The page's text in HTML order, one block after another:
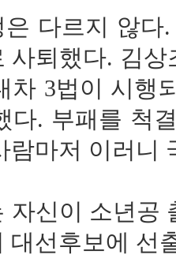
다르지 않다
사퇴했다. 김
차 3법이 시행
다. 부패를 척
람마저 이러니
자신이 소년공
대선후보에 선